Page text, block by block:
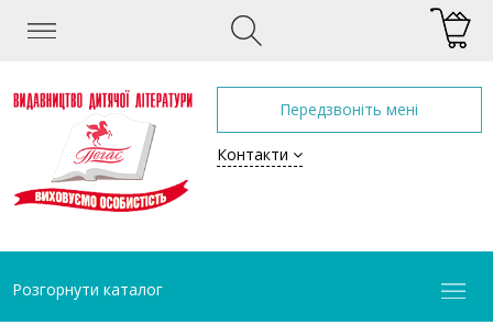
Передзвоніть мені
Контакти
Розгорнути каталог